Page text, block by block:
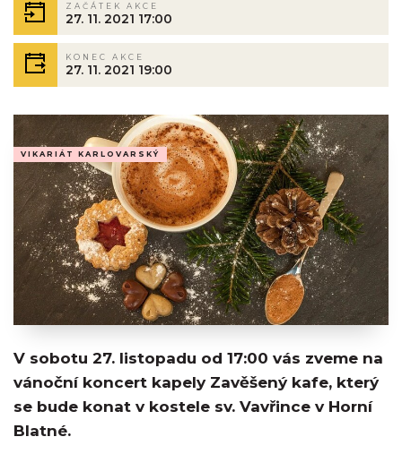
ZAČÁTEK AKCE
27. 11. 2021 17:00
KONEC AKCE
27. 11. 2021 19:00
VIKARIÁT KARLOVARSKÝ
V sobotu 27. listopadu od 17:00 vás zveme na
vánoční koncert kapely Zavěšený kafe, který
se bude konat v kostele sv. Vavřince v Horní
Blatné.